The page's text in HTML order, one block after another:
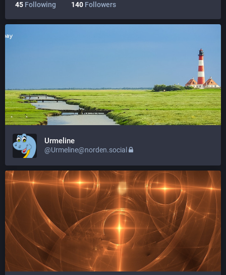
45 Following 140 Followers
Urmeline
@Urmeline@norden.social